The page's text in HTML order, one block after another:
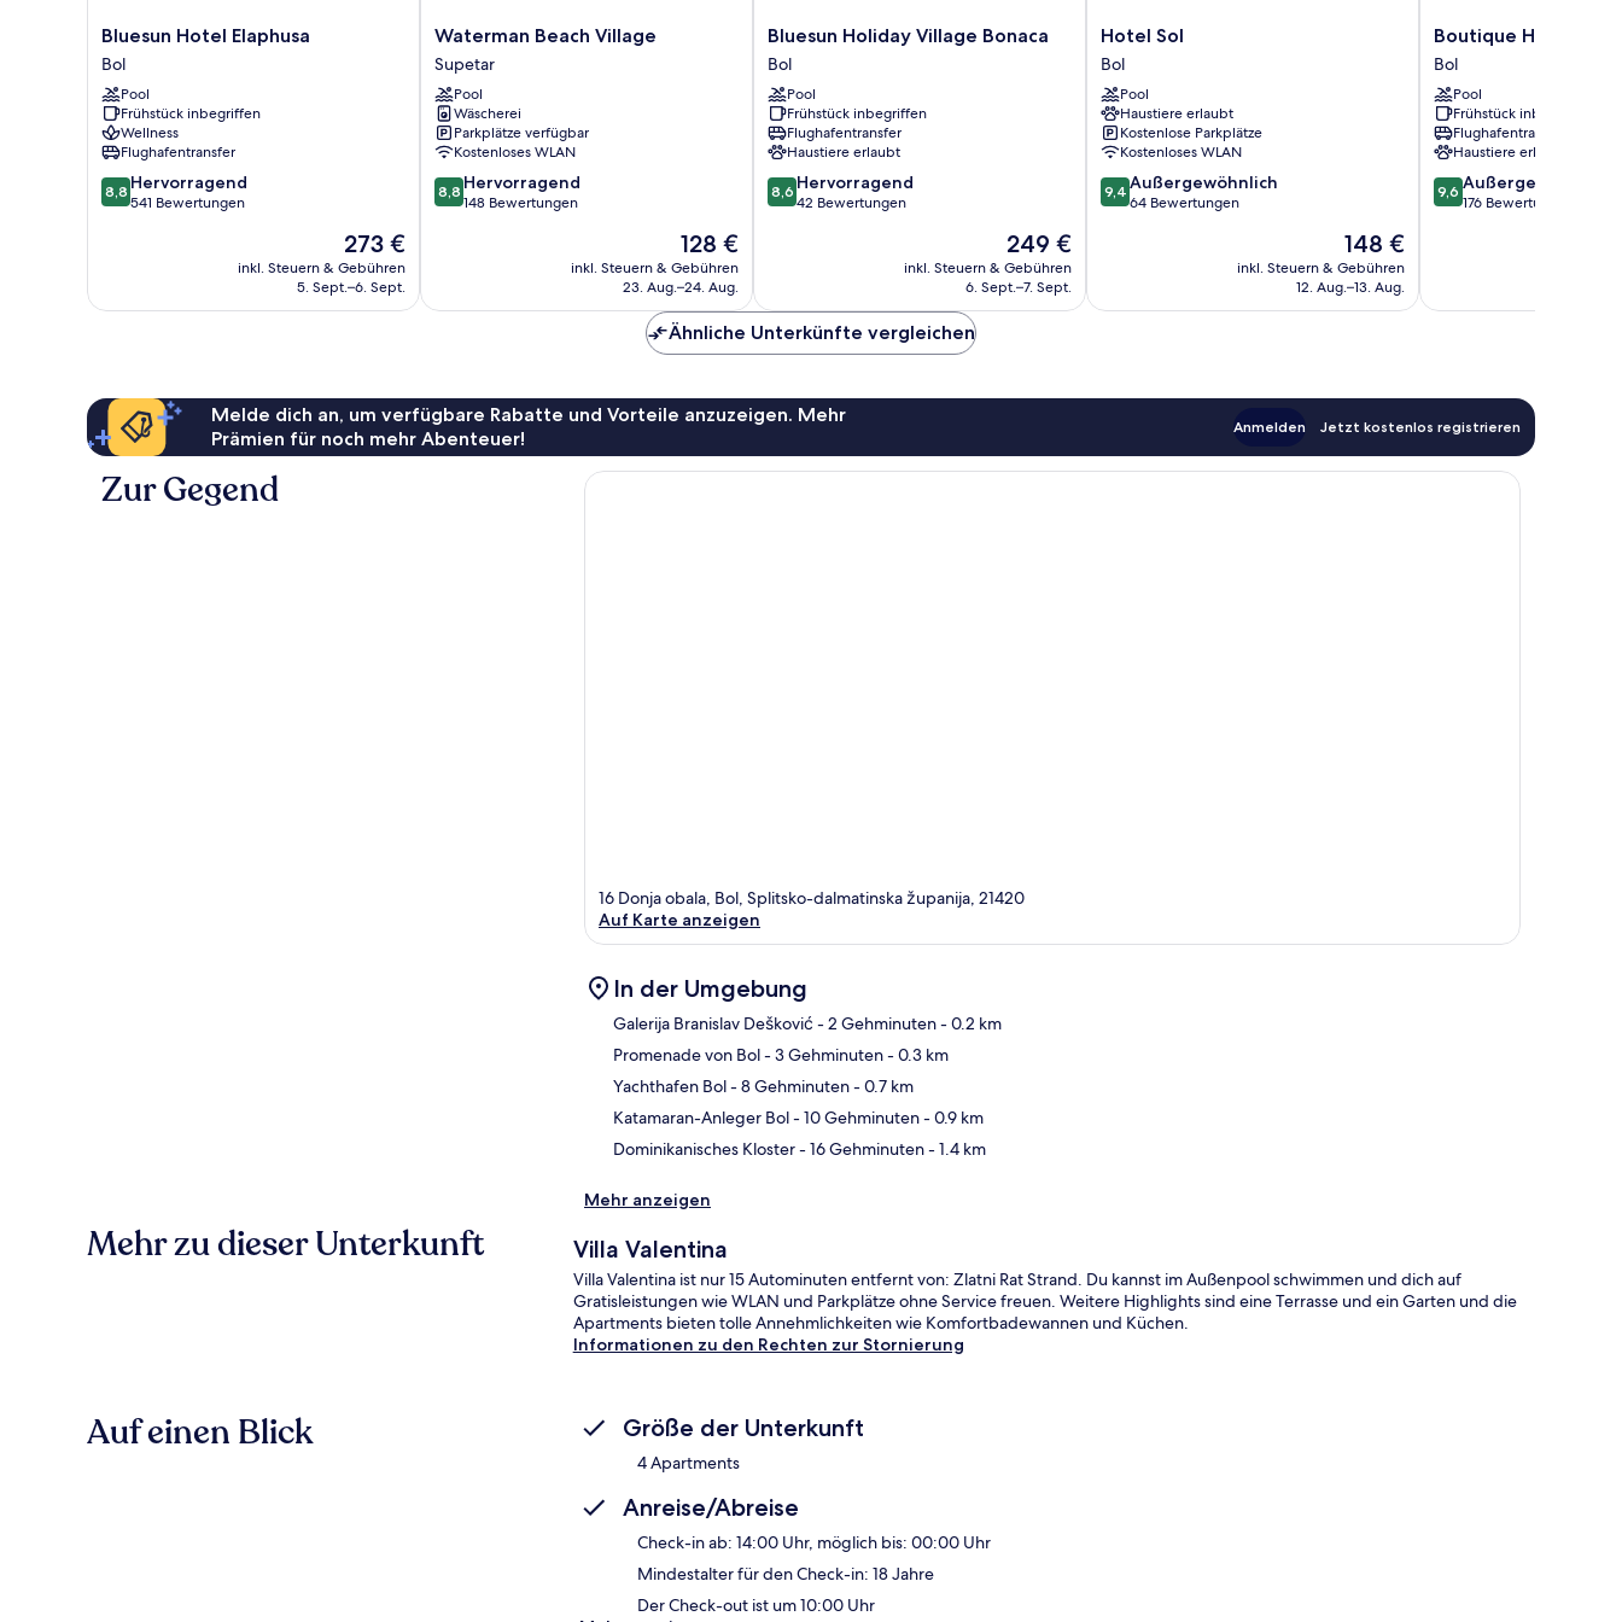
Bluesun
Hotel
Elaphusa
Bol
Bluesun Hotel Elaphusa
Bol
Pool
Frühstück inbegriffen
Wellness
Flughafentransfer
8.8
von
8,8 Hervorragend
541 Bewertungen
Der
Preis
beträgt
273 €
inkl. Steuern & Gebühren
5. Sept.–6. Sept.
Waterman
Beach
Village
Supetar
Waterman Beach Village
Supetar
Pool
Wäscherei
Parkplätze verfügbar
Kostenloses WLAN
8.8
von
8,8 Hervorragend
148 Bewertungen
Der
Preis
beträgt
128 €
inkl. Steuern & Gebühren
23. Aug.–24. Aug.
Bluesun
Holiday
Village
Bonaca
Bol
Bluesun Holiday Village Bonaca
Bol
Pool
Frühstück inbegriffen
Flughafentransfer
Haustiere erlaubt
8.6
von
8,6 Hervorragend
42 Bewertungen
Der
Preis
beträgt
249 €
inkl. Steuern & Gebühren
6. Sept.–7. Sept.
Hotel
Sol
Bol
Hotel Sol
Bol
Pool
Haustiere erlaubt
Kostenlose Parkplätze
Kostenloses WLAN
9.4
von
9,4 Außergewöhnlich
64 Bewertungen
Der
Preis
beträgt
148 €
inkl. Steuern & Gebühren
12. Aug.–13. Aug.
Boutique
Hotel
Bol
Bol
Boutique Hotel Bol
Bol
Pool
Frühstück inbegriffen
Flughafentransfer
Haustiere erlaubt
9.6
von
9,6 Außergewöhnlich
176 Bewertungen
Ähnliche Unterkünfte vergleichen
Melde dich an, um verfügbare Rabatte und Vorteile anzuzeigen. Mehr
Prämien für noch mehr Abenteuer!
Anmelden Jetzt kostenlos registrieren
Zur Gegend
16 Donja obala, Bol, Splitsko-dalmatinska županija, 21420
Auf Karte anzeigen
In der Umgebung
Galerija Branislav Dešković - 2 Gehminuten- 0.2 km
Promenade von Bol- 3 Gehminuten- 0.3 km
Yachthafen Bol- 8 Gehminuten- 0.7 km
Katamaran-Anleger Bol- 10 Gehminuten- 0.9 km
Dominikanisches Kloster- 16 Gehminuten- 1.4 km
Mehr anzeigen
Mehr zu dieser Unterkunft Villa Valentina
Villa Valentina ist nur 15 Autominuten entfernt von: Zlatni Rat Strand. Du kannst im Außenpool schwimmen und dich auf
Gratisleistungen wie WLAN und Parkplätze ohne Service freuen. Weitere Highlights sind eine Terrasse und ein Garten und die
Apartments bieten tolle Annehmlichkeiten wie Komfortbadewannen und Küchen.
Informationen zu den Rechten zur Stornierung
Auf einen Blick Größe der Unterkunft
4 Apartments
Anreise/Abreise
Check-in ab: 14:00 Uhr, möglich bis: 00:00 Uhr
Mindestalter für den Check-in: 18 Jahre
Der Check-out ist um 10:00 Uhr